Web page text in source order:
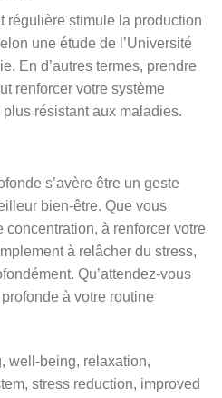
régulière stimule la production
une étude de l’Université
En d’autres termes, prendre
renforcer votre système
résistant aux maladies.
s’avère être un geste
bien-être. Que vous
à renforcer votre
à relâcher du stress,
Qu’attendez-vous
à votre routine
well-being, relaxation,
stress reduction, improved